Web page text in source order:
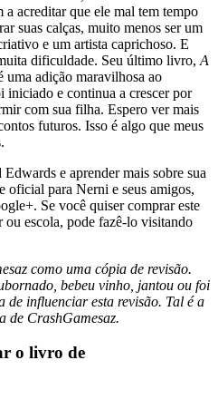
acreditar que ele mal tem tempo
suas calças, muito menos ser um
e um artista caprichoso. E
dificuldade. Seu último livro, A
uma adição maravilhosa ao
iniciado e continua a crescer por
com sua filha. Espero ver mais
futuros. Isso é algo que meus
e aprender mais sobre sua
oficial para Nerni e seus amigos,
Se você quiser comprar este
escola, pode fazê-lo visitando
como uma cópia de revisão.
bebeu vinho, jantou ou foi
de influenciar esta revisão. Tal é a
de CrashGamesaz.
o livro de